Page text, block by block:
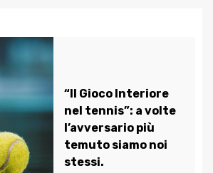
“Il Gioco Interiore
nel tennis”: a volte
l’avversario più
temuto siamo noi
stessi.